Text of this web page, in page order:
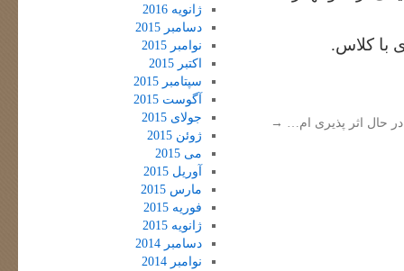
با کلاس.
حال اثر پذیری ام… →
ژانویه 2016
دسامبر 2015
نوامبر 2015
اکتبر 2015
سپتامبر 2015
آگوست 2015
جولای 2015
ژوئن 2015
می 2015
آوریل 2015
مارس 2015
فوریه 2015
ژانویه 2015
دسامبر 2014
نوامبر 2014